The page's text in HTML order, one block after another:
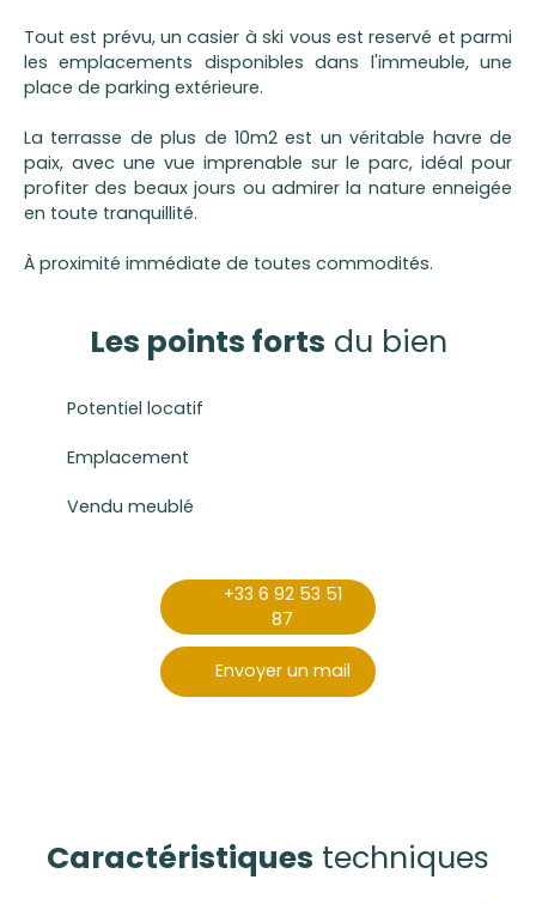
Tout est prévu, un casier à ski vous est reservé et parmi
les emplacements disponibles dans l'immeuble, une
place de parking extérieure.
La terrasse de plus de 10m2 est un véritable havre de
paix, avec une vue imprenable sur le parc, idéal pour
profiter des beaux jours ou admirer la nature enneigée
en toute tranquillité.
À proximité immédiate de toutes commodités.
Les points forts du bien
Potentiel locatif
Emplacement
Vendu meublé
+33 6 92 53 51
87
Envoyer un mail
Caractéristiques techniques